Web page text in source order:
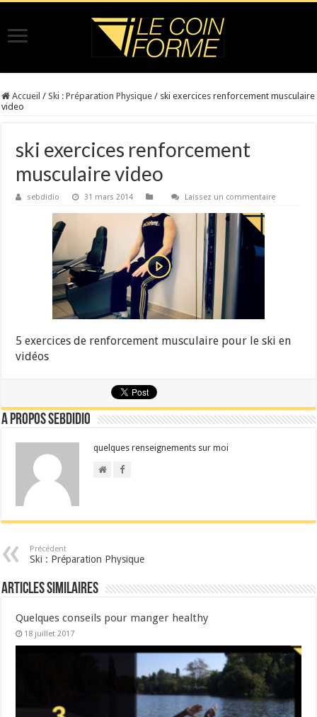
Accueil / Ski : Préparation Physique / ski exercices renforcement musculaire
video
ski exercices renforcement
musculaire video
sebdidio 31 mars 2014 Laissez un commentaire
5 exercices de renforcement musculaire pour le ski en
vidéos
A propos sebdidio
quelques renseignements sur moi
Précédent
Ski : Préparation Physique
Articles similaires
Quelques conseils pour manger healthy
18 juillet 2017